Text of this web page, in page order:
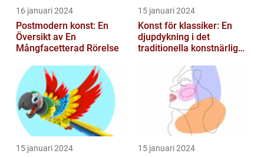
16 januari 2024
Postmodern konst: En
Översikt av En
Mångfacetterad Rörelse
15 januari 2024
Konst för klassiker: En
djupdykning i det
traditionella konstnärliga
15 januari 2024 15 januari 2024